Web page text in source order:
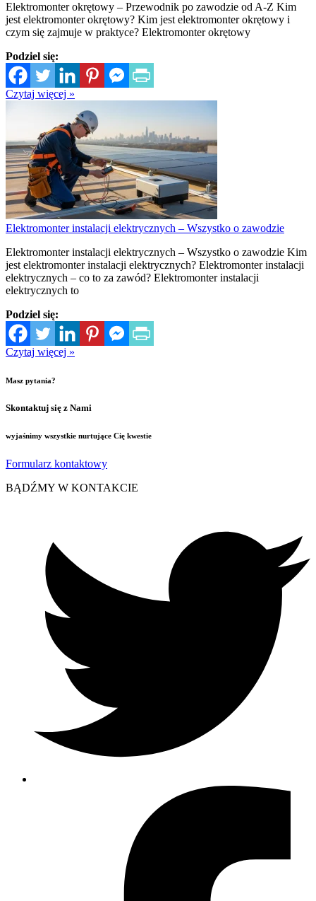
Elektromonter okrętowy – Przewodnik po zawodzie od A-Z Kim
jest elektromonter okrętowy? Kim jest elektromonter okrętowy i
czym się zajmuje w praktyce? Elektromonter okrętowy
Podziel się:
Czytaj więcej »
Elektromonter instalacji elektrycznych – Wszystko o zawodzie
Elektromonter instalacji elektrycznych – Wszystko o zawodzie Kim
jest elektromonter instalacji elektrycznych? Elektromonter instalacji
elektrycznych – co to za zawód? Elektromonter instalacji
elektrycznych to
Podziel się:
Czytaj więcej »
Masz pytania?
Skontaktuj się z Nami
wyjaśnimy wszystkie nurtujące Cię kwestie
Formularz kontaktowy
BĄDŹMY W KONTAKCIE